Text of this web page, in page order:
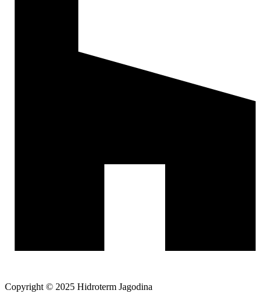
Copyright © 2025 Hidroterm Jagodina